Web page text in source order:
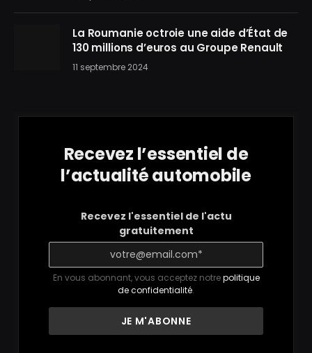
La Roumanie octroie une aide d’État de
130 millions d’euros au Groupe Renault
11 septembre 2024
Recevez l’essentiel de
l’actualité automobile
Recevez l'essentiel de l'actu
gratuitement
En vous abonnant, vous acceptez notrepolitique
de confidentialité.